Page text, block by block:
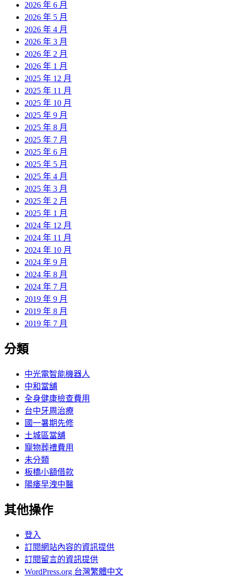
2026 年 6 月
2026 年 5 月
2026 年 4 月
2026 年 3 月
2026 年 2 月
2026 年 1 月
2025 年 12 月
2025 年 11 月
2025 年 10 月
2025 年 9 月
2025 年 8 月
2025 年 7 月
2025 年 6 月
2025 年 5 月
2025 年 4 月
2025 年 3 月
2025 年 2 月
2025 年 1 月
2024 年 12 月
2024 年 11 月
2024 年 10 月
2024 年 9 月
2024 年 8 月
2024 年 7 月
2019 年 9 月
2019 年 8 月
2019 年 7 月
分類
中光電智能機器人
中和當舖
全身健康檢查費用
台中牙周治療
國一暑期先修
土城區當舖
寵物葬禮費用
未分類
板橋小額借款
陽痿早洩中醫
其他操作
登入
訂閱網站內容的資訊提供
訂閱留言的資訊提供
WordPress.org 台灣繁體中文